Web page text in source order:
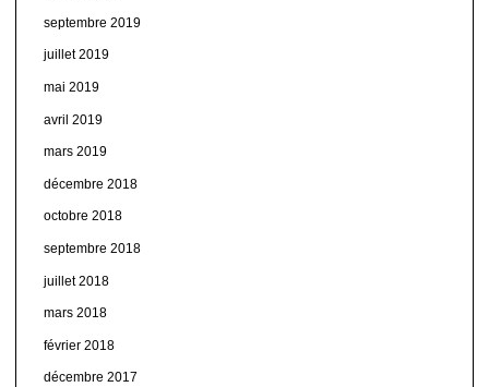
septembre 2019
juillet 2019
mai 2019
avril 2019
mars 2019
décembre 2018
octobre 2018
septembre 2018
juillet 2018
mars 2018
février 2018
décembre 2017